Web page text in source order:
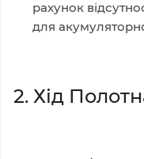
рахунок
для
2. Хід